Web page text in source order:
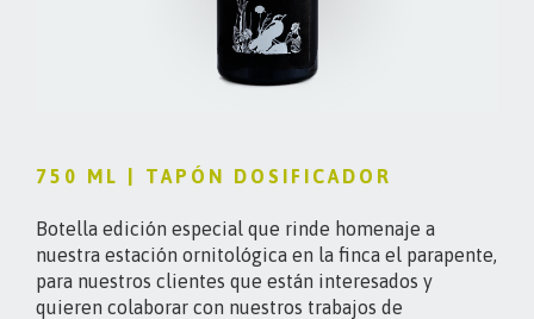
750 ML | TAPÓN DOSIFICADOR
Botella edición especial que rinde homenaje a
nuestra estación ornitológica en la finca el parapente,
para nuestros clientes que están interesados y
quieren colaborar con nuestros trabajos de